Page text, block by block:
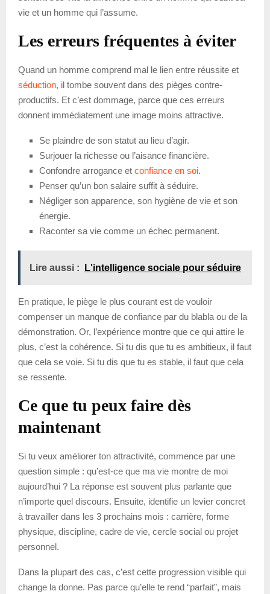
vie et un homme qui l’assume.
Les erreurs fréquentes à éviter
Quand un homme comprend mal le lien entre réussite et
séduction, il tombe souvent dans des pièges contre-
productifs. Et c’est dommage, parce que ces erreurs
donnent immédiatement une image moins attractive.
Se plaindre de son statut au lieu d’agir.
Surjouer la richesse ou l’aisance financière.
Confondre arrogance et confiance en soi.
Penser qu’un bon salaire suffit à séduire.
Négliger son apparence, son hygiène de vie et son
énergie.
Raconter sa vie comme un échec permanent.
Lire aussi : L'intelligence sociale pour séduire
En pratique, le piège le plus courant est de vouloir
compenser un manque de confiance par du blabla ou de la
démonstration. Or, l’expérience montre que ce qui attire le
plus, c’est la cohérence. Si tu dis que tu es ambitieux, il faut
que cela se voie. Si tu dis que tu es stable, il faut que cela
se ressente.
Ce que tu peux faire dès
maintenant
Si tu veux améliorer ton attractivité, commence par une
question simple : qu’est-ce que ma vie montre de moi
aujourd’hui ? La réponse est souvent plus parlante que
n’importe quel discours. Ensuite, identifie un levier concret
à travailler dans les 3 prochains mois : carrière, forme
physique, discipline, cadre de vie, cercle social ou projet
personnel.
Dans la plupart des cas, c’est cette progression visible qui
change la donne. Pas parce qu’elle te rend “parfait”, mais